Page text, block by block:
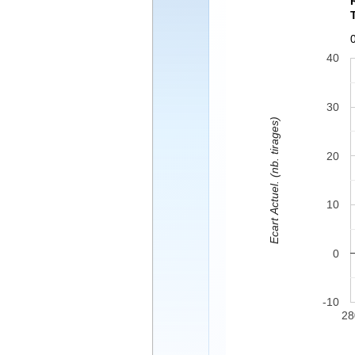
-10
0
10
20
30
40
Ecart Actuel. (nb. tirages)